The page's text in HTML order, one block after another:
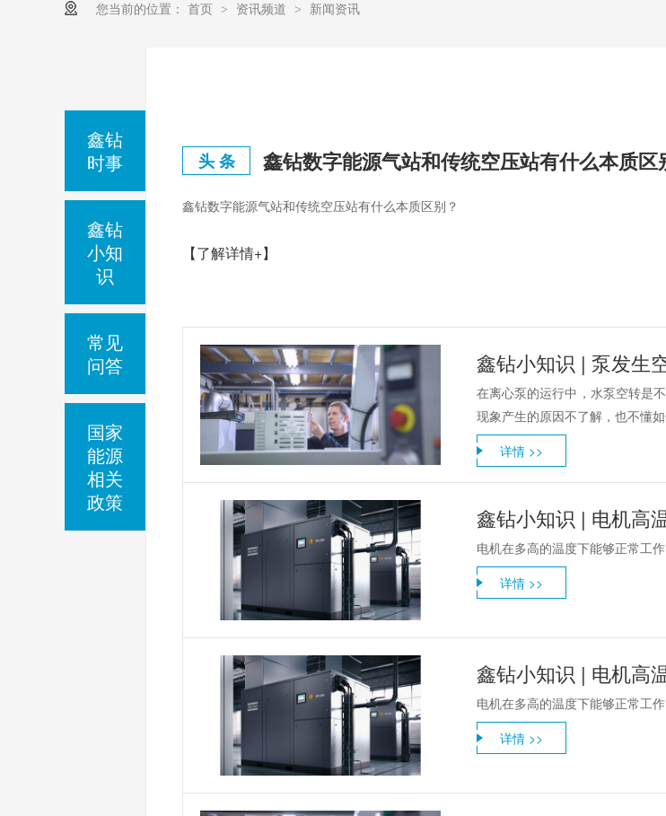
您当前的位置： 首页 > 资讯频道 > 新闻资讯
头 条 鑫钻数字能源气站和传统空压站有什么本质区
鑫钻数字能源气站和传统空压站有什么本质区别？
【了解详情+】
鑫钻小知识 | 泵发生
在离心泵的运行中，水泵空转是
现象产生的原因不了解，也不懂
详情 >>
鑫钻小知识 | 电机高
电机在多高的温度下能够正常工作
详情 >>
鑫钻小知识 | 电机高
电机在多高的温度下能够正常工作
详情 >>
鑫钻
时事
鑫钻
小知
识
常见
问答
国家
能源
相关
政策